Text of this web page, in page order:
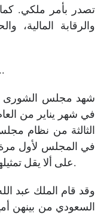
تصدر بأمر ملكي.
والرقابة المالية،
المرأة السعودية والمشاركة السياسية..
شهد مجلس الشورى
الثالثة من نظام
في المجلس لأول مرة
على ألا يقل تمثيلها فيه عن (20 بالمائة) من عدد الأعضاء.
وقد قام الملك عبد
السعودي من بينهن